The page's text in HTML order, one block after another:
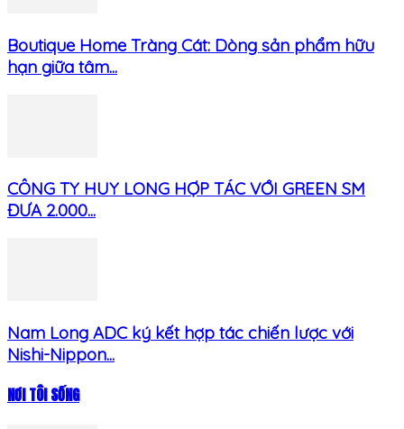
Boutique Home Tràng Cát: Dòng sản phẩm hữu
hạn giữa tâm...
CÔNG TY HUY LONG HỢP TÁC VỚI GREEN SM
ĐƯA 2.000...
Nam Long ADC ký kết hợp tác chiến lược với
Nishi-Nippon...
NƠI TÔI SỐNG